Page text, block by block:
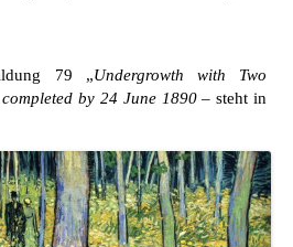
79 „Undergrowth with Two
by 24 June 1890– steht in